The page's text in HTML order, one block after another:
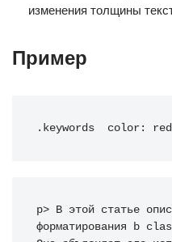
изменения толщины
Пример
.keywords color : red
p> В этой статье
форматирования b